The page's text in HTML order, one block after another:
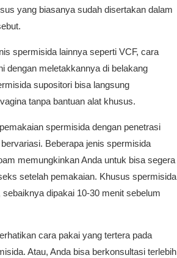
yang biasanya sudah disertakan dalam
spermisida lainnya seperti VCF, cara
dengan meletakkannya di belakang
supositori bisa langsung
tanpa bantuan alat khusus.
spermisida dengan penetrasi
Beberapa jenis spermisida
memungkinkan Anda untuk bisa segera
setelah pemakaian. Khusus spermisida
dipakai 10-30 menit sebelum
cara pakai yang tertera pada
Atau, Anda bisa berkonsultasi terlebih